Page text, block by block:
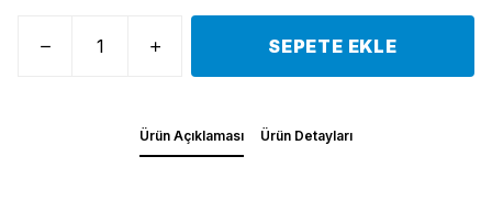
SEPETE EKLE
Ürün Açıklaması Ürün Detayları